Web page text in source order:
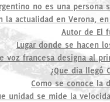
no es una persona
la actualidad en Verona,
Autor de El
Lugar donde se hacen
voz francesa designa al
¿Que dia llegó
Como se conoce la
unidad se mide la